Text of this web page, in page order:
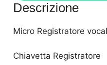
Descrizione
Micro Registratore
Chiavetta Registratore